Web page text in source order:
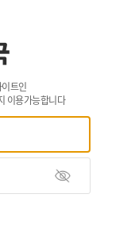
트인
이용가능합니다